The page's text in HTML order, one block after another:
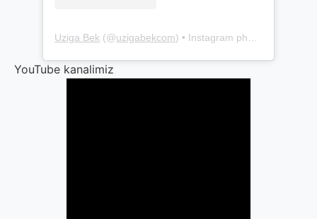
Uziga Bek (@uzigabekcom) • Instagram photos and videos
YouTube kanalimiz